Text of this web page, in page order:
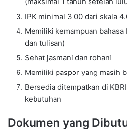
IPK minimal 3.00 dari skala
Memiliki kemampuan
dan tulisan)
Sehat jasmani dan rohani
Memiliki paspor yang masih
Bersedia ditempatkan di
kebutuhan
Dokumen yang